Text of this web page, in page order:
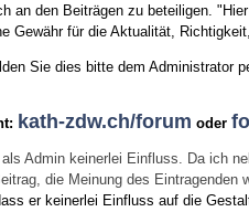
an den Beiträgen zu beteiligen.
für die Aktualität,
Sie dies bitte dem Administrator
kath-zdw.ch/forum oder
Admin keinerlei Einfluss. Da ich
die Meinung des
er keinerlei Einfluss auf die